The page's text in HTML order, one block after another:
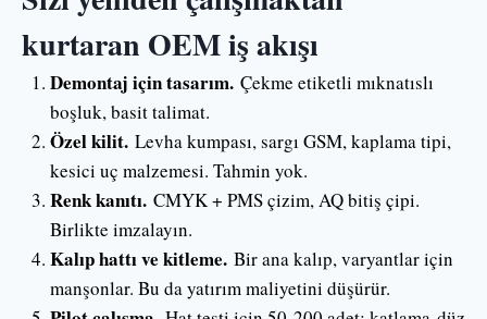
kurtaran OEM iş akışı
Demontaj için tasarım.Çekme etiketli mıknatıslı
boşluk, basit talimat.
Özel kilit.Levha kumpası, sargı GSM, kaplama tipi,
kesici uç malzemesi. Tahmin yok.
Renk kanıtı.CMYK + PMS çizim, AQ bitiş çipi.
Birlikte imzalayın.
Kalıp hattı ve kitleme.Bir ana kalıp, varyantlar için
manşonlar. Bu da yatırım maliyetini düşürür.